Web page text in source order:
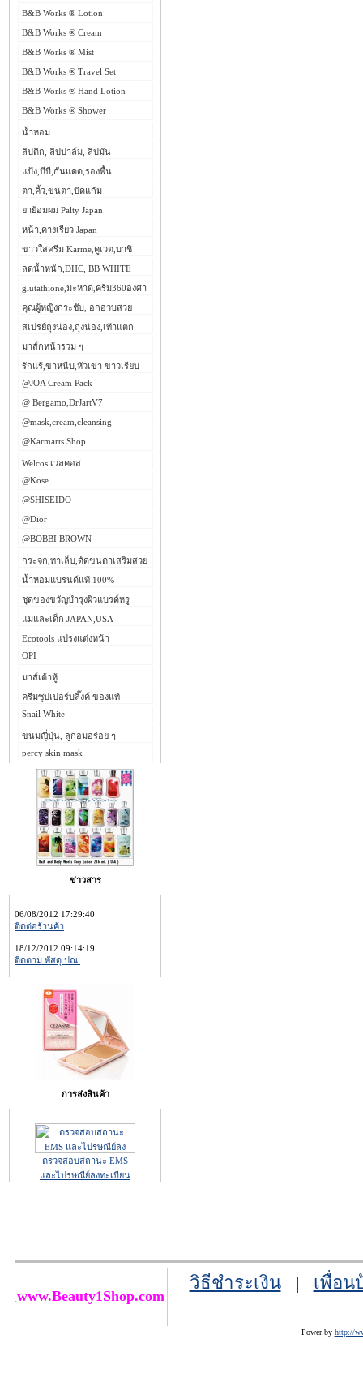
B&B Works ® Lotion
B&B Works ® Cream
B&B Works ® Mist
B&B Works ® Travel Set
B&B Works ® Hand Lotion
B&B Works ® Shower
น้ำหอม
ลิปติก, ลิปปาล์ม, ลิปมัน
แป้ง,บีบี,กันแดด,รองพื้น
ตา,คิ้ว,ขนตา,ปัดแก้ม
ยาย้อมผม Palty Japan
หน้า,คางเรียว Japan
ขาวใสครีม Karme,คูเวต,บาชิ
ลดน้ำหนัก,DHC, BB WHITE
glutathione,มะหาด,ครีม360องศา
คุณผู้หญิงกระชับ, อกอวบสวย
สเปรย์ถุงน่อง,ถุงน่อง,เท้าแตก
มาส์กหน้ารวม ๆ
รักแร้,ขาหนีบ,หัวเข่า ขาวเรียบ
@JOA Cream Pack
@ Bergamo,DrJartV7
@mask,cream,cleansing
@Karmarts Shop
Welcos เวลคอส
@Kose
@SHISEIDO
@Dior
@BOBBI BROWN
กระจก,ทาเล็บ,ดัดขนตาเสริมสวย
น้ำหอมแบรนด์แท้ 100%
ชุดของขวัญบำรุงผิวแบรด์หรู
แม่และเด็ก JAPAN,USA
Ecotools แปรงแต่งหน้า
OPI
มาส์เต้าหู้
ครีมซุปเปอร์บลิ๊งค์ ของแท้
Snail White
ขนมญี่ปุ่น, ลูกอมอร่อย ๆ
percy skin mask
ข่าวสาร
06/08/2012 17:29:40
ติดต่อร้านค้า
18/12/2012 09:14:19
ติดตาม พัสดุ ปณ.
การส่งสินค้า
ตรวจสอบสถานะ EMS
และไปรษณีย์ลงทะเบียน
www.Beauty1Shop.com
วิธีชำระเงิน| เพื่อน
Power by http://